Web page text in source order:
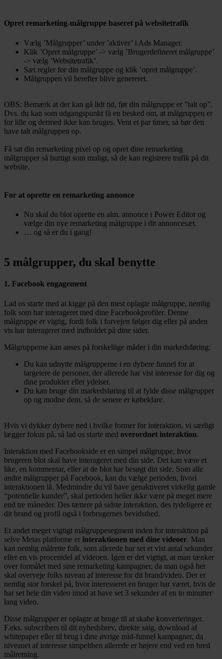
Opret remarketing-målgruppe baseret på websitetrafik
Vælg ’Målgrupper’ under ’aktiver’ i Ads Manager.
Klik ’Opret målgruppe’ -> vælg ’Brugerdefineret målgruppe’
-> vælg ’Websitetrafik’.
Sæt regler for din målgruppe og klik ’opret målgruppe’.
Målgruppen vil herefter blive genereret.
OBS: Bemærk at der kan gå lidt tid, før din målgruppe er ”talt op”.
Dvs. du kan som udgangspunkt få en besked om, at målgruppen er
for lille og dermed ikke kan bruges. Vent et par timer, så bør den
have talt målgruppen op.
Få sat din remarketing pixel op og opret dine remarketing
målgrupper så hurtigt som muligt, så de kan registrere trafik på dit
website.
For at oprette en remarketing annonce
Nu skal du blot oprette en alm. annonce i Power Editor og
vælge din nye remarketing målgruppe i dit annoncesæt.
… og så er du i gang!
5 målgrupper, du skal benytte
1. Facebook engagement
Lad os starte med at kigge på den mest oplagte målgruppe, nemlig
folk som har interageret med dine Facebookprofiler. Denne
målgruppe er vigtig, fordi folk i forvejen følger dig eller på anden
vis har interageret med indholdet på dine sider.
Målgrupperne kan anses på forskellige måder i din markedsføring:
Du kan udnytte målgrupperne i en dybere funnel for at
targetere de personer, der allerede har vist interesse for dig og
dine produkter eller ydelser.
Du kan bruge din markedsføring til at fylde disse målgrupper
op og modne dem, så de senere er købeklare.
Hvis vi dykker dybere ned i hvilke former for interaktion, vi særligt
lægger fokus på, så lad os starte med overordnet interaktion.
Interaktion med Facebookside er en simpel målgruppe, hvor
brugeren blot skal have interageret med din side. Det kan være et
like, en kommentar, eller at de blot har besøgt din side. Som alle
andre målgrupper på Facebook, kan du vælge perioden, hvori
interaktionen lå. Medmindre du vil have genaktiveret virkelig gamle
“potentielle kunder”, skal perioden heller ikke være på meget mere
end tre måneder. Des tættere på sidste interaktion, des tydeligere er
dit brand og profil også i forbrugernes bevidsthed.
Et andet meget vigtigt målgruppesegment inden for interaktion på
selve Metas platforme er interaktionen med dine videoer. Man
kan nemlig målrette folk, som allerede har set et vist antal sekunder
eller en vis procentdel af videoen. Igen er det vigtigt, at man tænker
over formålet med sine remarketing kampagner, da man også her
skal overveje folks niveau af interesse for dit brand/video. Der er
nemlig stor forskel på, hvor interesseret en bruger har været, hvis de
har set hele din video imod at have set 3 sekunder af en to minutter
lang video.
Disse målgrupper er oplagte at bruge til at skabe konverteringer.
F.eks. subscribers til dit nyhedsbrev, direkte salg, download af
whitepaper eller til brug i dine øvrige mid-funnel kampagner, da
niveauet af interesse simpelthen allerede er højere end ved en bred
målretning.